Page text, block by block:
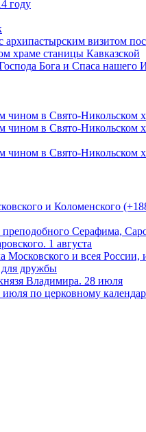
году
архипастырским визитом
храме станицы Кавказской
Бога и Спаса нашего
чином в Свято-Никольском
чином в Свято-
чином в Свято-Никольском
и Коломенского
Серафима,
1 августа
Московского и всея
для дружбы
Владимира. 28 июля
июля по церковному